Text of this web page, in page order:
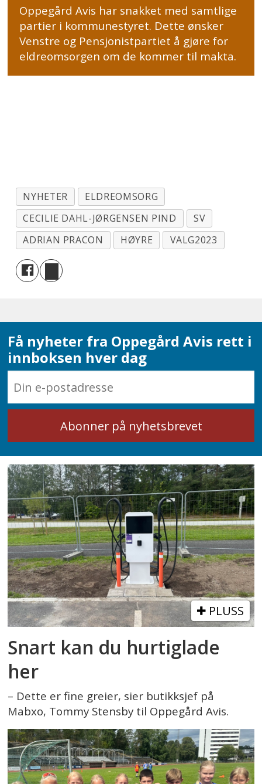
Oppegård Avis har snakket med samtlige
partier i kommunestyret. Dette ønsker
Venstre og Pensjonistpartiet å gjøre for
eldreomsorgen om de kommer til makta.
NYHETER
ELDREOMSORG
CECILIE DAHL-JØRGENSEN PIND
SV
ADRIAN PRACON
HØYRE VALG2023
Få nyheter fra Oppegård Avis rett i
innboksen hver dag
PLUSS
Snart kan du hurtiglade
her
– Dette er fine greier, sier butikksjef på
Mabxo, Tommy Stensby til Oppegård Avis.